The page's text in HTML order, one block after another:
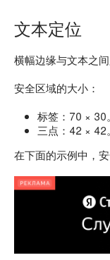
文本定位
横幅边缘与文本之
安全区域的大小：
标签：70 × 30
三点：42 × 42
在下面的示例中，